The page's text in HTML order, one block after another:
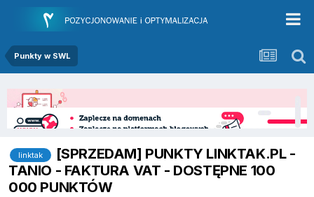
Punkty w SWL
linktak
[SPRZEDAM] PUNKTY LINKTAK.PL -
TANIO - FAKTURA VAT - DOSTĘPNE 100
000 PUNKTÓW